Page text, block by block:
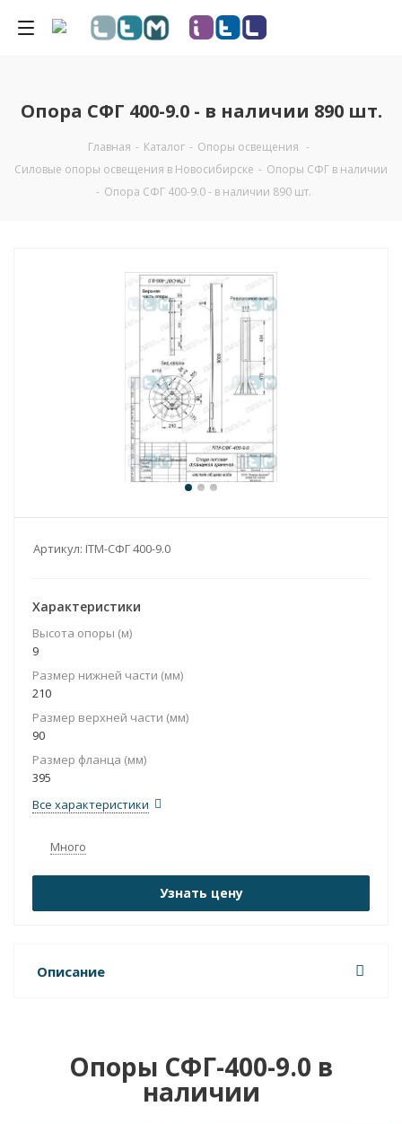
Опора СФГ 400-9.0 - в наличии 890 шт.
Главная - Каталог - Опоры освещения -
Силовые опоры освещения в Новосибирске - Опоры СФГ в наличии
- Опора СФГ 400-9.0 - в наличии 890 шт.
Артикул: ITM-СФГ 400-9.0
Характеристики
Высота опоры (м)
9
Размер нижней части (мм)
210
Размер верхней части (мм)
90
Размер фланца (мм)
395
Все характеристики
Много
Узнать цену
Описание
Опоры СФГ-400-9.0 в
наличии